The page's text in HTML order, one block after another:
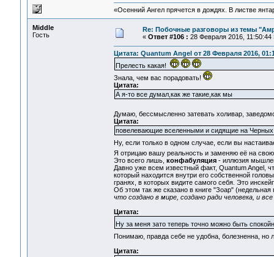
«Осенний Ангел прячется в дождях. В листве
Middle
Гость
Re: Побочные разговоры из темы
« Ответ #106 : 28 Февраля 2016, 11:50:44
Цитата: Quantum Angel от 28 Февраля 2016,
Прелесть какая!
Знала, чем вас порадовать!
Цитата:
А я-то все думал,как же такие,как мы
Думаю, бессмысленно затевать холивар,
Цитата:
повелевающие вселенными и сидящие на
Ну, если только в одном случае, если вы
Я отрицаю вашу реальность и заменяю её на
Это всего лишь, конфабуляция- иллюзия
Давно уже всем известный факт, Quantum Angel,
который находится внутри его собственной
гранях, в которых видите самого себя. Это
Об этом так же сказано в книге "Зоар" (недельная
что создано в мире, создано ради человека, и
Цитата:
Ну за меня зато теперь точно можно быть
Понимаю, правда себе не удобна, болезненна,
Цитата: